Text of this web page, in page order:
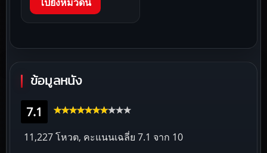
ข้อมูลหนัง
7.1
11,227 โหวต, คะแนนเฉลี่ย 7.1 จาก 10